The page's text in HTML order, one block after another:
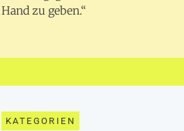
Hand zu geben.“
KATEGORIEN